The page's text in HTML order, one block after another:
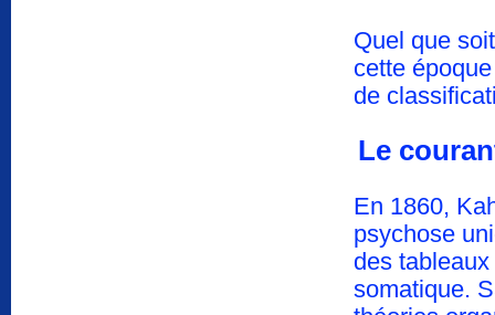
Quel que
cette
de
Le
En 1860,
psychose
des
somatique.